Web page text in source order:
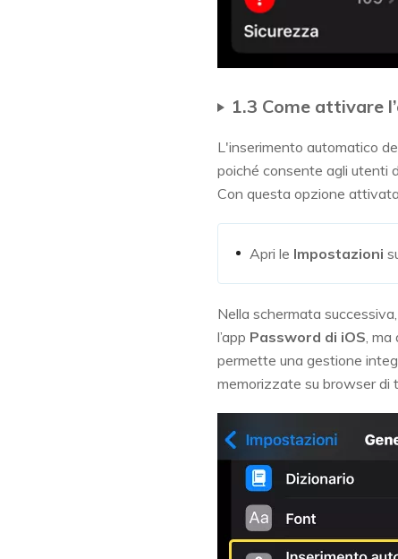
1.3 Come attivare
L'inserimento automatico
poiché consente agli utenti
Con questa opzione
Apri le Impostazioni
Nella schermata
l’app Password di iOS, ma
permette una gestione
memorizzate su browser di